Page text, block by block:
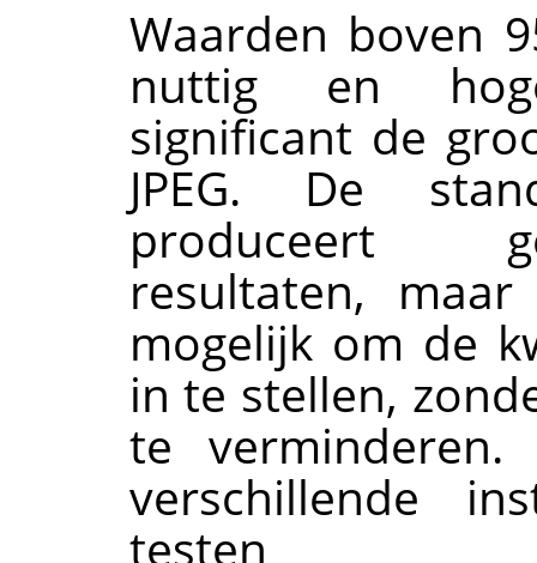
Waarden boven
nuttig en
significant de
JPEG. De
produceert
resultaten,
mogelijk om de
in te stellen,
te
verschillende